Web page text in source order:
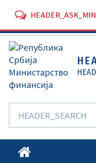
O Ministarstvu